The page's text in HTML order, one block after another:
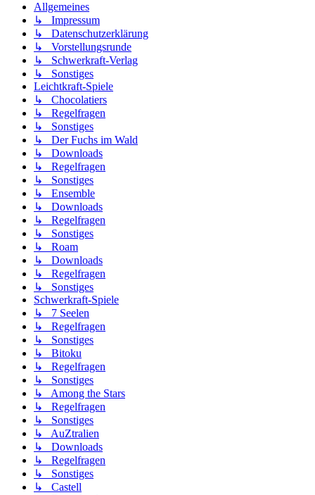
Allgemeines
↳ Impressum
↳ Datenschutzerklärung
↳ Vorstellungsrunde
↳ Schwerkraft-Verlag
↳ Sonstiges
Leichtkraft-Spiele
↳ Chocolatiers
↳ Regelfragen
↳ Sonstiges
↳ Der Fuchs im Wald
↳ Downloads
↳ Regelfragen
↳ Sonstiges
↳ Ensemble
↳ Downloads
↳ Regelfragen
↳ Sonstiges
↳ Roam
↳ Downloads
↳ Regelfragen
↳ Sonstiges
Schwerkraft-Spiele
↳ 7 Seelen
↳ Regelfragen
↳ Sonstiges
↳ Bitoku
↳ Regelfragen
↳ Sonstiges
↳ Among the Stars
↳ Regelfragen
↳ Sonstiges
↳ AuZtralien
↳ Downloads
↳ Regelfragen
↳ Sonstiges
↳ Castell